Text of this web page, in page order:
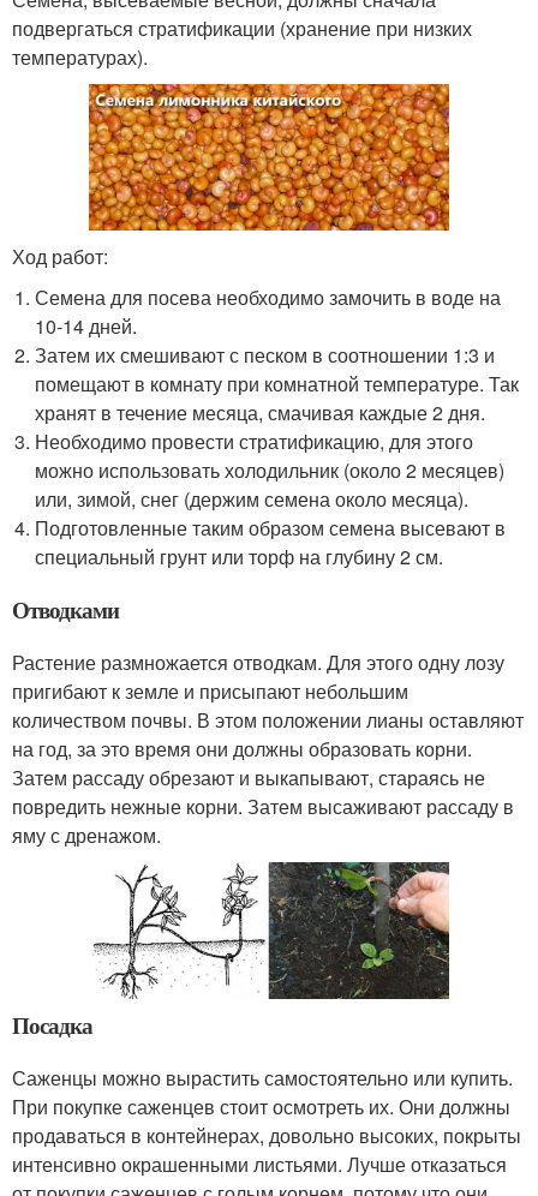
подвергаться стратификации (хранение при низких
температурах).
Ход работ:
Семена для посева необходимо замочить в воде на
10-14 дней.
Затем их смешивают с песком в соотношении 1:3 и
помещают в комнату при комнатной температуре. Так
хранят в течение месяца, смачивая каждые 2 дня.
Необходимо провести стратификацию, для этого
можно использовать холодильник (около 2 месяцев)
или, зимой, снег (держим семена около месяца).
Подготовленные таким образом семена высевают в
специальный грунт или торф на глубину 2 см.
Отводками
Растение размножается отводкам. Для этого одну лозу
пригибают к земле и присыпают небольшим
количеством почвы. В этом положении лианы оставляют
на год, за это время они должны образовать корни.
Затем рассаду обрезают и выкапывают, стараясь не
повредить нежные корни. Затем высаживают рассаду в
яму с дренажом.
Посадка
Саженцы можно вырастить самостоятельно или купить.
При покупке саженцев стоит осмотреть их. Они должны
продаваться в контейнерах, довольно высоких, покрыты
интенсивно окрашенными листьями. Лучше отказаться